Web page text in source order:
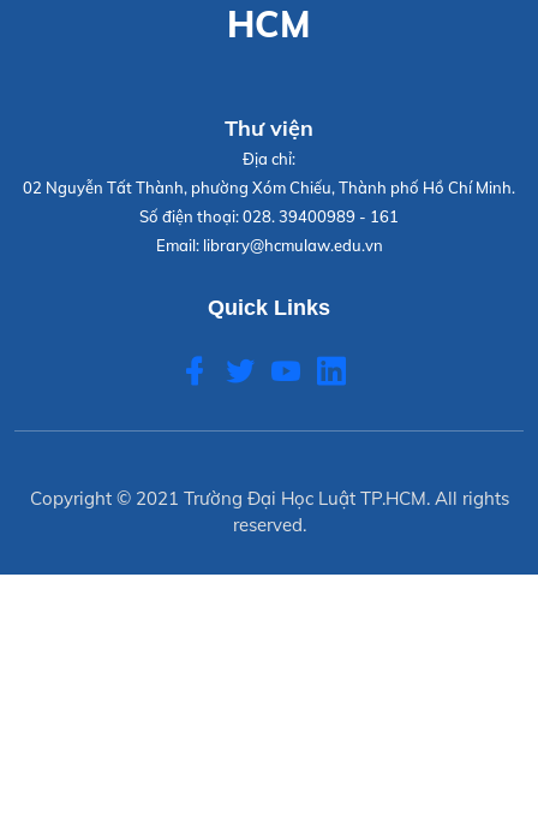
HCM
Thư viện
Địa chỉ:
02 Nguyễn Tất Thành, phường Xóm Chiếu, Thành phố Hồ Chí Minh.
Số điện thoại:028. 39400989 - 161
Email: library@hcmulaw.edu.vn
Quick Links
Copyright © 2021 Trường Đại Học Luật TP.HCM. All rights
reserved.